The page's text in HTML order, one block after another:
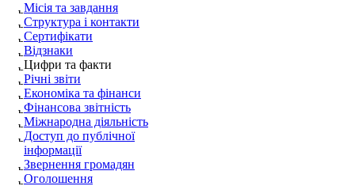
Місія та завдання
Структура і контакти
Сертифікати
Відзнаки
Цифри та факти
Річні звіти
Економіка та фінанси
Фінансова звітність
Міжнародна діяльність
Доступ до публічної
інформації
Звернення громадян
Оголошення